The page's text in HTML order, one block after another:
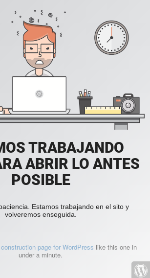
TRABAJANDO
ABRIR LO ANTES
POSIBLE
Estamos trabajando en el sito y
volveremos enseguida.
page for WordPress like this one in
under a minute.